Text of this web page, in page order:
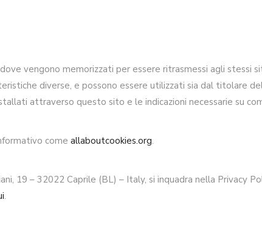
vengono memorizzati per essere ritrasmessi agli stessi
diverse, e possono essere utilizzati sia dal titolare
attraverso questo sito e le indicazioni necessarie su
come allaboutcookies.org.
19 – 32022 Caprile (BL) – Italy, si inquadra nella Privacy
.